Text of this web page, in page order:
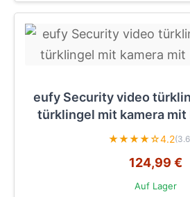
eufy Security video
türklingel mit kamera mit
★★★★☆4.2
124,99 €
Auf Lager